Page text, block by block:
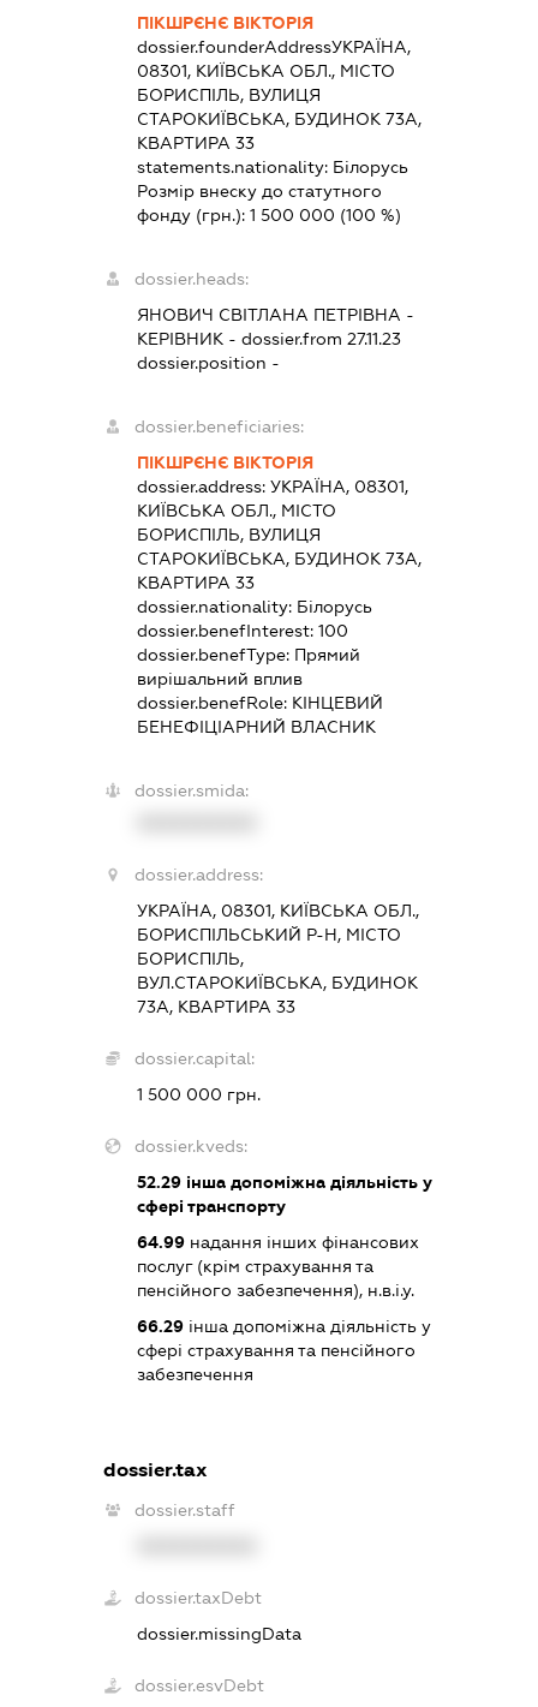
ПІКШРЄНЄ ВІКТОРІЯ
dossier.founderAddressУКРАЇНА,
08301, КИЇВСЬКА ОБЛ., МІСТО
БОРИСПІЛЬ, ВУЛИЦЯ
СТАРОКИЇВСЬКА, БУДИНОК 73А,
КВАРТИРА 33
statements.nationality: Білорусь
Розмір внеску до статутного
фонду (грн.): 1 500 000 (100 %)
dossier.heads:
ЯНОВИЧ СВІТЛАНА ПЕТРІВНА -
КЕРІВНИК - dossier.from 27.11.23
dossier.position -
dossier.beneficiaries:
ПІКШРЄНЄ ВІКТОРІЯ
dossier.address: УКРАЇНА, 08301,
КИЇВСЬКА ОБЛ., МІСТО
БОРИСПІЛЬ, ВУЛИЦЯ
СТАРОКИЇВСЬКА, БУДИНОК 73А,
КВАРТИРА 33
dossier.nationality: Білорусь
dossier.benefInterest: 100
dossier.benefType: Прямий
вирішальний вплив
dossier.benefRole: КІНЦЕВИЙ
БЕНЕФІЦІАРНИЙ ВЛАСНИК
dossier.smida:
dossier.address:
УКРАЇНА, 08301, КИЇВСЬКА ОБЛ.,
БОРИСПІЛЬСЬКИЙ Р-Н, МІСТО
БОРИСПІЛЬ,
ВУЛ.СТАРОКИЇВСЬКА, БУДИНОК
73А, КВАРТИРА 33
dossier.capital:
1 500 000 грн.
dossier.kveds:
52.29інша допоміжна діяльність у
сфері транспорту
64.99надання інших фінансових
послуг (крім страхування та
пенсійного забезпечення), н.в.і.у.
66.29інша допоміжна діяльність у
сфері страхування та пенсійного
забезпечення
dossier.tax
dossier.staff
dossier.taxDebt
dossier.missingData
dossier.esvDebt